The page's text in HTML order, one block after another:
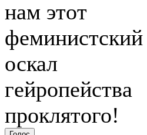
нам этот
феминистский
оскал
гейропейства
проклятого!